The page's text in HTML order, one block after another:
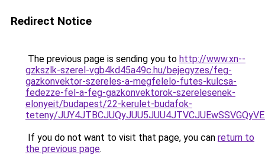
Redirect Notice
The previous page is sending you to http://www.xn--
gzkszlk-szerel-vgb4kd45a49c.hu/bejegyzes/feg-
gazkonvektor-szereles-a-megfelelo-futes-kulcsa-
fedezze-fel-a-feg-gazkonvektorok-szerelesenek-
elonyeit/budapest/22-kerulet-budafok-
teteny/
If you do not want to visit that page, you can return to
the previous page.